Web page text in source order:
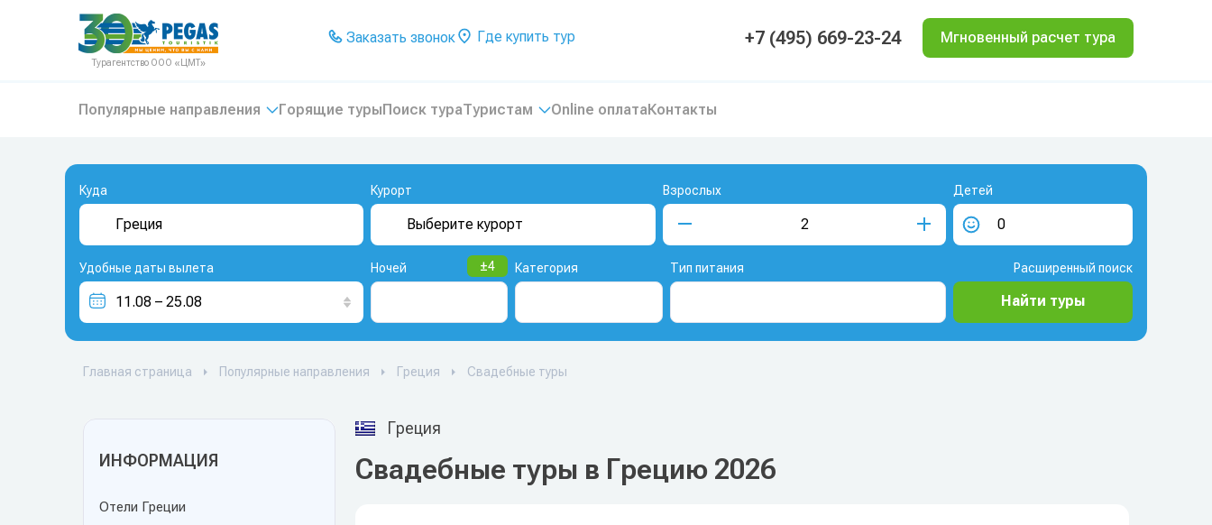
На главную
Турагентство ООО «ЦМТ»
Заказать звонок Где купить тур +7 (495) 669-23-24 Мгновенный расчет тура
Популярные направления Горящие турыПоиск тураТуристам Online оплатаКонтакты
Куда Курорт Взрослых Детей
Удобные даты вылета Ночей ±4 Категория Тип питания Расширенный поиск
Найти туры
Главная страница Популярные направления Греция Свадебные туры
ИНФОРМАЦИЯ
Отели Греции
Греция
Свадебные туры в Грецию 2026